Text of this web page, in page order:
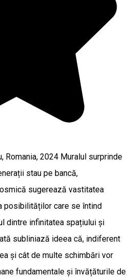
Romania, 2024 Muralul surprinde
stau pe bancă,
sugerează vastitatea
posibilităților care se întind
dintre infinitatea spațiului și
subliniază ideea că, indiferent
și cât de multe schimbări vor
fundamentale și învățăturile de